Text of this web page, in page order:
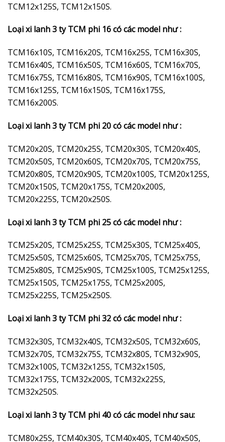
TCM12x125S, TCM12x150S.
Loại xi lanh 3 ty TCM phi 16 có các model như :
TCM16x10S, TCM16x20S, TCM16x25S, TCM16x30S,
TCM16x40S, TCM16x50S, TCM16x60S, TCM16x70S,
TCM16x75S, TCM16x80S, TCM16x90S, TCM16x100S,
TCM16x125S, TCM16x150S, TCM16x175S,
TCM16x200S.
Loại xi lanh 3 ty TCM phi 20 có các model như :
TCM20x20S, TCM20x25S, TCM20x30S, TCM20x40S,
TCM20x50S, TCM20x60S, TCM20x70S, TCM20x75S,
TCM20x80S, TCM20x90S, TCM20x100S, TCM20x125S,
TCM20x150S, TCM20x175S, TCM20x200S,
TCM20x225S, TCM20x250S.
Loại xi lanh 3 ty TCM phi 25 có các model như :
TCM25x20S, TCM25x25S, TCM25x30S, TCM25x40S,
TCM25x50S, TCM25x60S, TCM25x70S, TCM25x75S,
TCM25x80S, TCM25x90S, TCM25x100S, TCM25x125S,
TCM25x150S, TCM25x175S, TCM25x200S,
TCM25x225S, TCM25x250S.
Loại xi lanh 3 ty TCM phi 32 có các model như :
TCM32x30S, TCM32x40S, TCM32x50S, TCM32x60S,
TCM32x70S, TCM32x75S, TCM32x80S, TCM32x90S,
TCM32x100S, TCM32x125S, TCM32x150S,
TCM32x175S, TCM32x200S, TCM32x225S,
TCM32x250S.
Loại xi lanh 3 ty TCM phi 40 có các model như sau:
TCM80x25S, TCM40x30S, TCM40x40S, TCM40x50S,